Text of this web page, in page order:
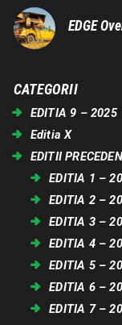
EDGE
CATEGORII
EDITIA 9 – 2025
Editia X
EDITII
EDITIA 1 –
EDITIA 2 –
EDITIA 3 –
EDITIA 4 –
EDITIA 5 –
EDITIA 6 –
EDITIA 7 –